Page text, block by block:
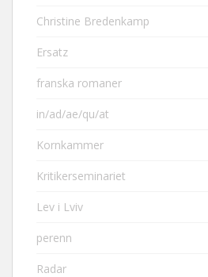
Christine Bredenkamp
Ersatz
franska romaner
in/ad/ae/qu/at
Kornkammer
Kritikerseminariet
Lev i Lviv
perenn
Radar